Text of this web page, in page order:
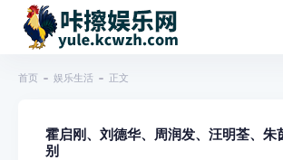
首页 娱乐生活 正文
霍启刚、刘德华、周润发、汪明荃、朱
别